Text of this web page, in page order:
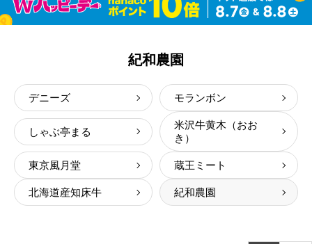
紀和農園
デニーズ モランボン
しゃぶ亭まる
米沢牛黄木（おお
き）
東京風月堂 蔵王ミート
北海道産知床牛 紀和農園